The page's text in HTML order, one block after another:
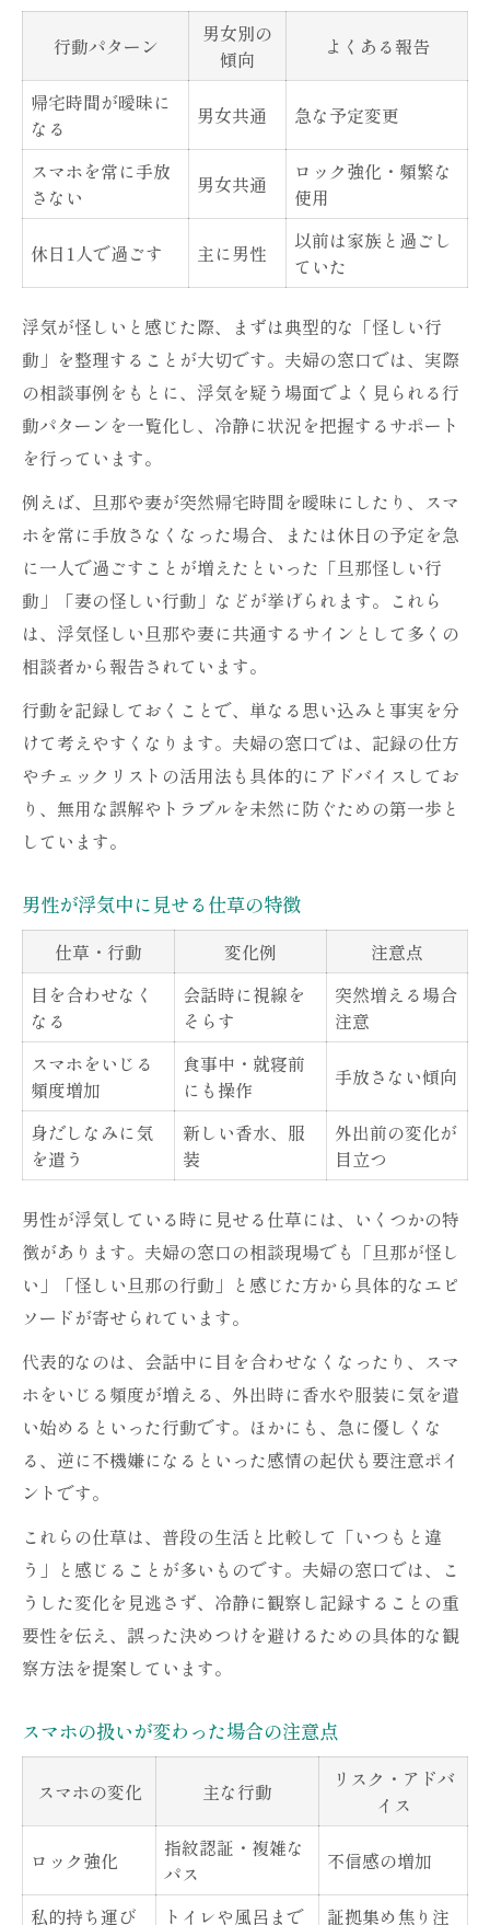
彼女が浮気してるかもと感じた瞬間
パートナーの変化に気づいたら考えるべきこと
浮気の疑いが強まる変化一覧
パートナーの言動の変化に注目する理由
怪しい行動を見逃さない観察ポイント
夫婦の窓口が解説する冷静な対応策
浮気怪しい時の心構えと判断基準
自分の勘を信じて浮気か確かめる方法
浮気を見抜くための確認方法まとめ
勘が当たった時の行動指針
浮気怪しい時に使えるチェック術
彼氏が怪しいと思った時の観察法
自分の疑いが正しいか判断するコツ
浮気を疑った時の冷静な対処術まとめ
浮気疑惑時の対処ステップ一覧
感情的にならずに対応する方法
証拠集めで気をつけたいポイント
パートナーとの話し合いのコツ
怪しい言動の裏に隠れる浮気サインとは
浮気が怪しい人のサイン早見表
男性が浮気中に使うフレーズ集
怪しい行動の見分け方と注意点
言動の違和感から読み取る危険信号
行動パターン
男女別の
傾向
よくある報告
帰宅時間が曖昧に
なる
男女共通 急な予定変更
スマホを常に手放
さない
男女共通
ロック強化・頻繁な
使用
休日1人で過ごす 主に男性
以前は家族と過ごし
ていた
浮気が怪しいと感じた際、まずは典型的な「怪しい行
動」を整理することが大切です。夫婦の窓口では、実際
の相談事例をもとに、浮気を疑う場面でよく見られる行
動パターンを一覧化し、冷静に状況を把握するサポート
を行っています。
例えば、旦那や妻が突然帰宅時間を曖昧にしたり、スマ
ホを常に手放さなくなった場合、または休日の予定を急
に一人で過ごすことが増えたといった「旦那怪しい行
動」「妻の怪しい行動」などが挙げられます。これら
は、浮気怪しい旦那や妻に共通するサインとして多くの
相談者から報告されています。
行動を記録しておくことで、単なる思い込みと事実を分
けて考えやすくなります。夫婦の窓口では、記録の仕方
やチェックリストの活用法も具体的にアドバイスしてお
り、無用な誤解やトラブルを未然に防ぐための第一歩と
しています。
男性が浮気中に見せる仕草の特徴
仕草・行動 変化例
注意点
目を合わせなく
なる
会話時に視線を
そらす
突然増える場合
注意
スマホをいじる
頻度増加
食事中・就寝前
にも操作
手放さない傾向
身だしなみに気
を遣う
新しい香水、服
装
外出前の変化が
目立つ
男性が浮気している時に見せる仕草には、いくつかの特
徴があります。夫婦の窓口の相談現場でも「旦那が怪し
い」「怪しい旦那の行動」と感じた方から具体的なエピ
ソードが寄せられています。
代表的なのは、会話中に目を合わせなくなったり、スマ
ホをいじる頻度が増える、外出時に香水や服装に気を遣
い始めるといった行動です。ほかにも、急に優しくな
る、逆に不機嫌になるといった感情の起伏も要注意ポイ
ントです。
これらの仕草は、普段の生活と比較して「いつもと違
う」と感じることが多いものです。夫婦の窓口では、こ
うした変化を見逃さず、冷静に観察し記録することの重
要性を伝え、誤った決めつけを避けるための具体的な観
察方法を提案しています。
スマホの扱いが変わった場合の注意点
スマホの変化 主な行動
リスク・アドバ
イス
ロック強化
指紋認証・複雑な
パス
不信感の増加
私的持ち運び トイレや風呂まで 証拠集め焦り注